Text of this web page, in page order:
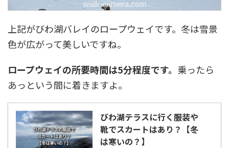
上記がびわ湖バレイのロープウェイです。冬は雪景
色が広がって美しいですね。
ロープウェイの所要時間は5分程度です。 乗ったら
あっという間に着きますよ。
びわ湖テラスに行く服装や
靴でスカートはあり？【冬
は寒いの？】